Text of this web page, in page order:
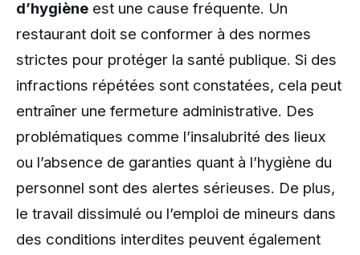
d’hygiène est une cause fréquente. Un
restaurant doit se conformer à des normes
strictes pour protéger la santé publique. Si des
infractions répétées sont constatées, cela peut
entraîner une fermeture administrative. Des
problématiques comme l’insalubrité des lieux
ou l’absence de garanties quant à l’hygiène du
personnel sont des alertes sérieuses. De plus,
le travail dissimulé ou l’emploi de mineurs dans
des conditions interdites peuvent également